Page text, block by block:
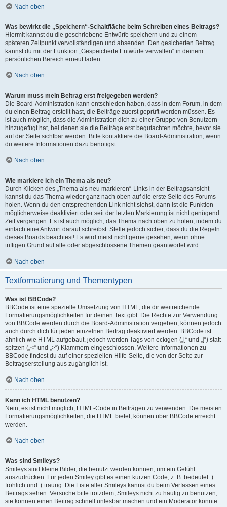
Nach oben
Was bewirkt die „Speichern“-Schaltfläche beim Schreiben eines Beitrags?
Hiermit kannst du die geschriebene Entwürfe speichern und zu einem
späteren Zeitpunkt vervollständigen und absenden. Den gesicherten Beitrag
kannst du mit der Funktion „Gespeicherte Entwürfe verwalten“ in deinem
persönlichen Bereich erneut laden.
Nach oben
Warum muss mein Beitrag erst freigegeben werden?
Die Board-Administration kann entschieden haben, dass in dem Forum, in dem
du einen Beitrag erstellt hast, die Beiträge zuerst geprüft werden müssen. Es
ist auch möglich, dass die Administration dich zu einer Gruppe von Benutzern
hinzugefügt hat, bei denen sie die Beiträge erst begutachten möchte, bevor sie
auf der Seite sichtbar werden. Bitte kontaktiere die Board-Administration, wenn
du weitere Informationen dazu benötigst.
Nach oben
Wie markiere ich ein Thema als neu?
Durch Klicken des „Thema als neu markieren“-Links in der Beitragsansicht
kannst du das Thema wieder ganz nach oben auf die erste Seite des Forums
holen. Wenn du den entsprechenden Link nicht siehst, dann ist die Funktion
möglicherweise deaktiviert oder seit der letzten Markierung ist nicht genügend
Zeit vergangen. Es ist auch möglich, das Thema nach oben zu holen, indem du
einfach eine Antwort darauf schreibst. Stelle jedoch sicher, dass du die Regeln
dieses Boards beachtest! Es wird meist nicht gerne gesehen, wenn ohne
triftigen Grund auf alte oder abgeschlossene Themen geantwortet wird.
Nach oben
Textformatierung und Thementypen
Was ist BBCode?
BBCode ist eine spezielle Umsetzung von HTML, die dir weitreichende
Formatierungsmöglichkeiten für deinen Text gibt. Die Rechte zur Verwendung
von BBCode werden durch die Board-Administration vergeben, können jedoch
auch durch dich für jeden einzelnen Beitrag deaktiviert werden. BBCode ist
ähnlich wie HTML aufgebaut, jedoch werden Tags von eckigen („[“ und „]“) statt
spitzen („<“ und „>“) Klammern eingeschlossen. Weitere Informationen zu
BBCode findest du auf einer speziellen Hilfe-Seite, die von der Seite zur
Beitragserstellung aus zugänglich ist.
Nach oben
Kann ich HTML benutzen?
Nein, es ist nicht möglich, HTML-Code in Beiträgen zu verwenden. Die meisten
Formatierungsmöglichkeiten, die HTML bietet, können über BBCode erreicht
werden.
Nach oben
Was sind Smileys?
Smileys sind kleine Bilder, die benutzt werden können, um ein Gefühl
auszudrücken. Für jeden Smiley gibt es einen kurzen Code, z. B. bedeutet :)
fröhlich und :( traurig. Die Liste aller Smileys kannst du beim Verfassen eines
Beitrags sehen. Versuche bitte trotzdem, Smileys nicht zu häufig zu benutzen,
sie können einen Beitrag schnell unlesbar machen und ein Moderator könnte